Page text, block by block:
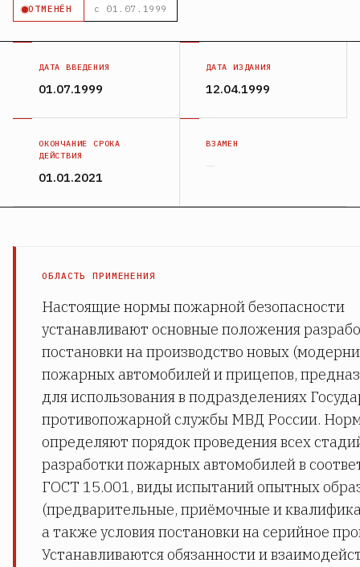
ОТМЕНЁН с 01.07.1999
ДАТА ВВЕДЕНИЯ
01.07.1999
ДАТА ИЗДАНИЯ
12.04.1999
ОКОНЧАНИЕ СРОКА
ДЕЙСТВИЯ
01.01.2021
ВЗАМЕН
—
ОБЛАСТЬ ПРИМЕНЕНИЯ
Настоящие нормы пожарной безопасности
устанавливают основные положения
постановки на производство новых
пожарных автомобилей и прицепов,
для использования в подразделениях
противопожарной службы МВД России.
определяют порядок проведения всех
разработки пожарных автомобилей в
ГОСТ 15.001, виды испытаний опытных
(предварительные, приёмочные и
а также условия постановки на серийное
Устанавливаются обязанности и